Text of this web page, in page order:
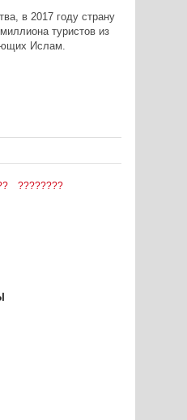
в 2017 году страну
туристов из
Ислам.
????????